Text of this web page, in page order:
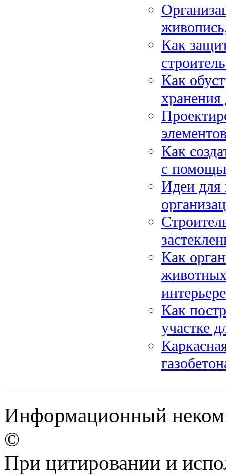
Как
Как
Как
с
Идеи для
Как
интерьере
Как
участке
Информационный
©
При цитировании и